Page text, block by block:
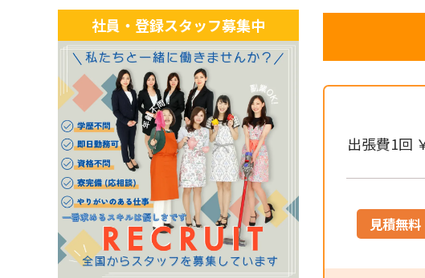
出張費1回
見積無料
社員・登録スタッフ募集中